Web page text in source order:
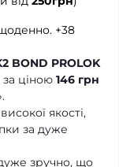
+38
BOND PROLOK
за ціною 146 грн
якості,
за дуже
зручно, що